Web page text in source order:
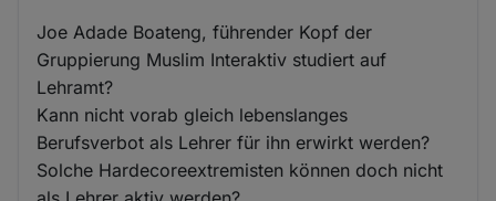
Joe Adade Boateng, führender Kopf der
Gruppierung Muslim Interaktiv studiert auf
Lehramt?
Kann nicht vorab gleich lebenslanges
Berufsverbot als Lehrer für ihn erwirkt werden?
Solche Hardecoreextremisten können doch nicht